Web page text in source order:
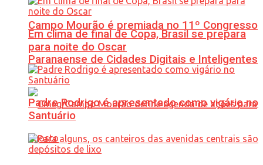
Campo Mourão é premiada no 11º Congresso
Paranaense de Cidades Digitais e Inteligentes
Em clima de final de Copa, Brasil se prepara
para noite do Oscar
Padre Rodrigo é apresentado como vigário no
Santuário